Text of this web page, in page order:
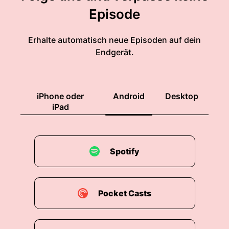
eben letztendlich erfolgreich zu sein.
00:01:50: Ich glaube das ist ein entscheidender
Faktor.
Zukunft dem Amazon Podcast zum
Marketplace!
Smart Online handeln.
00:02:06: Clevere Marketplace-Profis und
erfahrene E-Commerce Experten berichten
offen von ihren Erfolgen und Fails.
00:02:13: Und hier ist euer Gastgeber Jan
Bechler.
Episode
Erhalte automatisch neue Episoden auf dein
Endgerät.
iPhone oder
iPad
Android Desktop
Spotify
Pocket Casts